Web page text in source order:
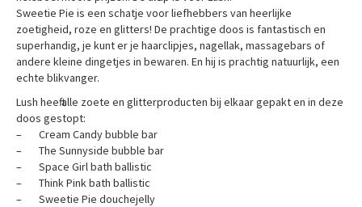
Sweetie Pie is een schatje voor liefhebbers van heerlijke
zoetigheid, roze en glitters! De prachtige doos is fantastisch en
superhandig, je kunt er je haarclipjes, nagellak, massagebars of
andere kleine dingetjes in bewaren. En hij is prachtig natuurlijk, een
echte blikvanger.
Lush heeft alle zoete en glitterproducten bij elkaar gepakt en in deze
doos gestopt:
– Cream Candy bubble bar
– The Sunnyside bubble bar
– Space Girl bath ballistic
– Think Pink bath ballistic
– Sweetie Pie douchejelly